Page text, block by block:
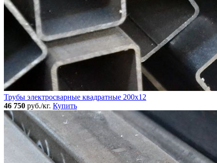
Трубы электросварные квадратные 200x12
46 750 руб./кг. Купить